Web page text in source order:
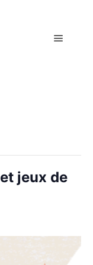
jeux de